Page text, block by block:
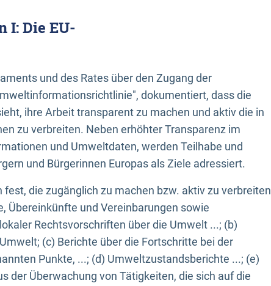
I: Die EU-
und des Rates über den Zugang der
dokumentiert, dass die
ihre Arbeit transparent zu machen und aktiv die in
zu verbreiten. Neben erhöhter Transparenz im
und Umweltdaten, werden Teilhabe und
und Bürgerinnen Europas als Ziele adressiert.
die zugänglich zu machen bzw. aktiv zu verbreiten
Übereinkünfte und Vereinbarungen sowie
Rechtsvorschriften über die Umwelt ...; (b)
(c) Berichte über die Fortschritte bei der
Punkte, ...; (d) Umweltzustandsberichte ...; (e)
der Überwachung von Tätigkeiten, die sich auf die